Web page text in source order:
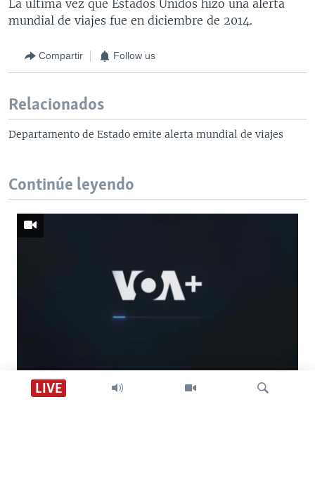
LIVE
La última vez que Estados Unidos hizo una alerta
mundial de viajes fue en diciembre de 2014.
Compartir Follow us
Relacionados
Departamento de Estado emite alerta mundial de viajes
Continúe leyendo
Descarga VOA +